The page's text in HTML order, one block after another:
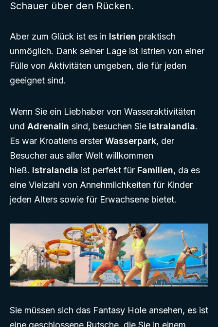
Schauer über den Rücken.
Aber zum Glück ist es in Istrien praktisch
unmöglich. Dank seiner Lage ist Istrien von einer
Fülle von Aktivitäten umgeben, die für jeden
geeignet sind.
Wenn Sie ein Liebhaber von Wasseraktivitäten
und Adrenalin sind, besuchen Sie Istralandia.
Es war Kroatiens erster Wasserpark, der
Besucher aus aller Welt willkommen
hieß. Istralandia ist perfekt für Familien, da es
eine Vielzahl von Annehmlichkeiten für Kinder
jeden Alters sowie für Erwachsene bietet.
Sie müssen sich das Fantasy Hole ansehen, es ist
eine geschlossene Rutsche, die Sie in einem